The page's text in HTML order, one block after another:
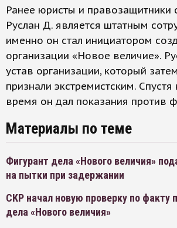
Ранее юристы и правозащитники
Руслан Д. является штатным
именно он стал инициатором
организации «Новое величие».
устав организации, который
признали экстремистским. Спустя
время он дал показания против
Материалы по теме
Фигурант дела «Нового величия»
на пытки при задержании
СКР начал новую проверку по факту
дела «Нового величия»